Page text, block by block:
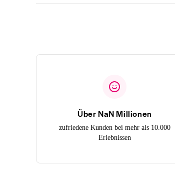
Über NaN Millionen
zufriedene Kunden bei mehr als 10.000
Erlebnissen